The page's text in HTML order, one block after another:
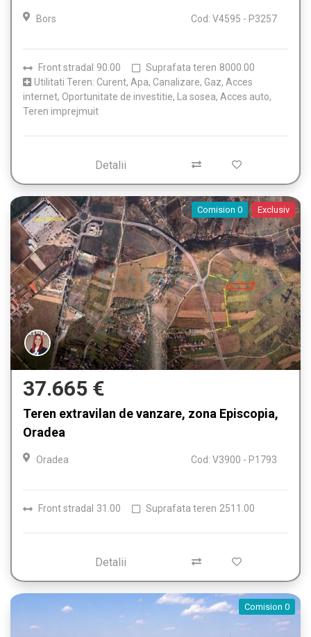
Bors Cod: V4595 - P3257
Front stradal 90.00 Suprafata teren 8000.00
Utilitati Teren: Curent, Apa, Canalizare, Gaz, Acces
internet, Oportunitate de investitie, La sosea, Acces auto,
Teren imprejmuit
Detalii
Comision 0 Exclusiv
37.665 €
Teren extravilan de vanzare, zona Episcopia,
Oradea
Oradea Cod: V3900 - P1793
Front stradal 31.00 Suprafata teren 2511.00
Detalii
Comision 0